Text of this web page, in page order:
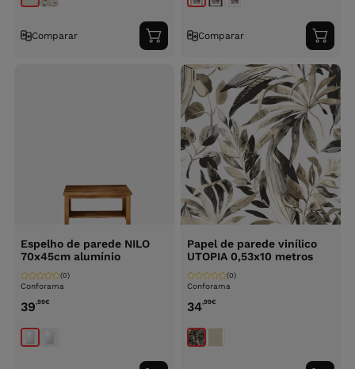
Comparar
Adicionar
ao
carrinho
Comparar
ao
Espelho de parede NILO
70x45cm alumínio
Conforama
(0)
39,99€
Papel de parede vinílico
UTOPIA 0,53x10 metros
Conforama
(0)
34,99€